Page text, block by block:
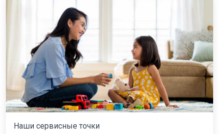
Наши сервисные точки